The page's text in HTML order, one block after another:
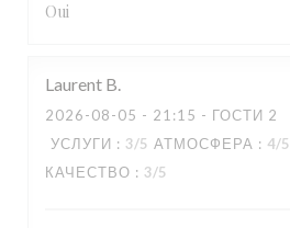
Oui
Laurent B
2026-08-05 - 21:15 - ГОСТИ 2
УСЛУГИ : 3/5 АТМОСФЕРА : 4/5
КАЧЕСТВО : 3/5